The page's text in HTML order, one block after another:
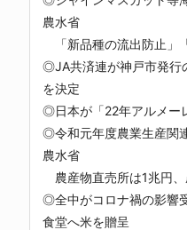
農水省
「新品種の流出防止」
◎JA共済連が神戸市発行
を決定
◎日本が「22年アルメー
◎令和元年度農業生産関
農水省
農産物直売所は1兆円
◎全中がコロナ禍の影響
食堂へ米を贈呈